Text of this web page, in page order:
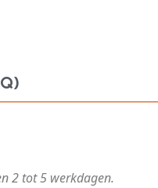
2 tot 5 werkdagen.